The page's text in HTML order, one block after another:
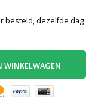
besteld, dezelfde dag
WINKELWAGEN